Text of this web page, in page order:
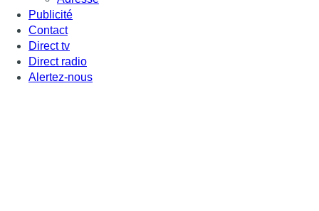
Publicité
Contact
Direct tv
Direct radio
Alertez-nous